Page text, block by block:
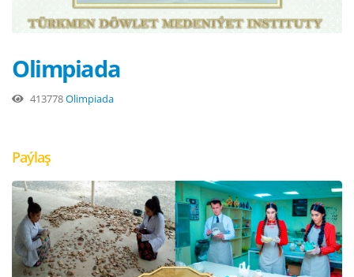
Olimpiada
413778Olimpiada
Paýlaş